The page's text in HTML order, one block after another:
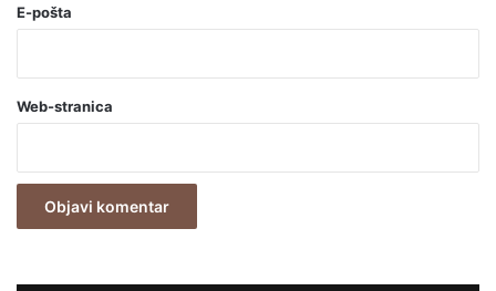
o
a
v
z
E-pošta
Web-stranica